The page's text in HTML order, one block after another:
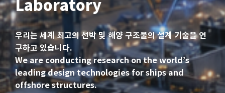
Laboratory
우리는 세계 최고의 선박 및 해양 구조물의 설계 기술을 연
구하고 있습니다.
We are conducting research on the world’s
leading design technologies for ships and
offshore structures.